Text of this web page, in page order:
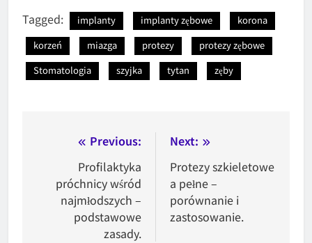
Tagged: implanty implanty zębowe
korona
korzeń
miazga protezy
protezy zębowe
Stomatologia
szyjka tytan zęby
Nawigacja
wpisu
Previous:
Profilaktyka
próchnicy wśród
najmłodszych –
podstawowe
zasady.
Next:
Protezy szkieletowe
a pełne –
porównanie i
zastosowanie.